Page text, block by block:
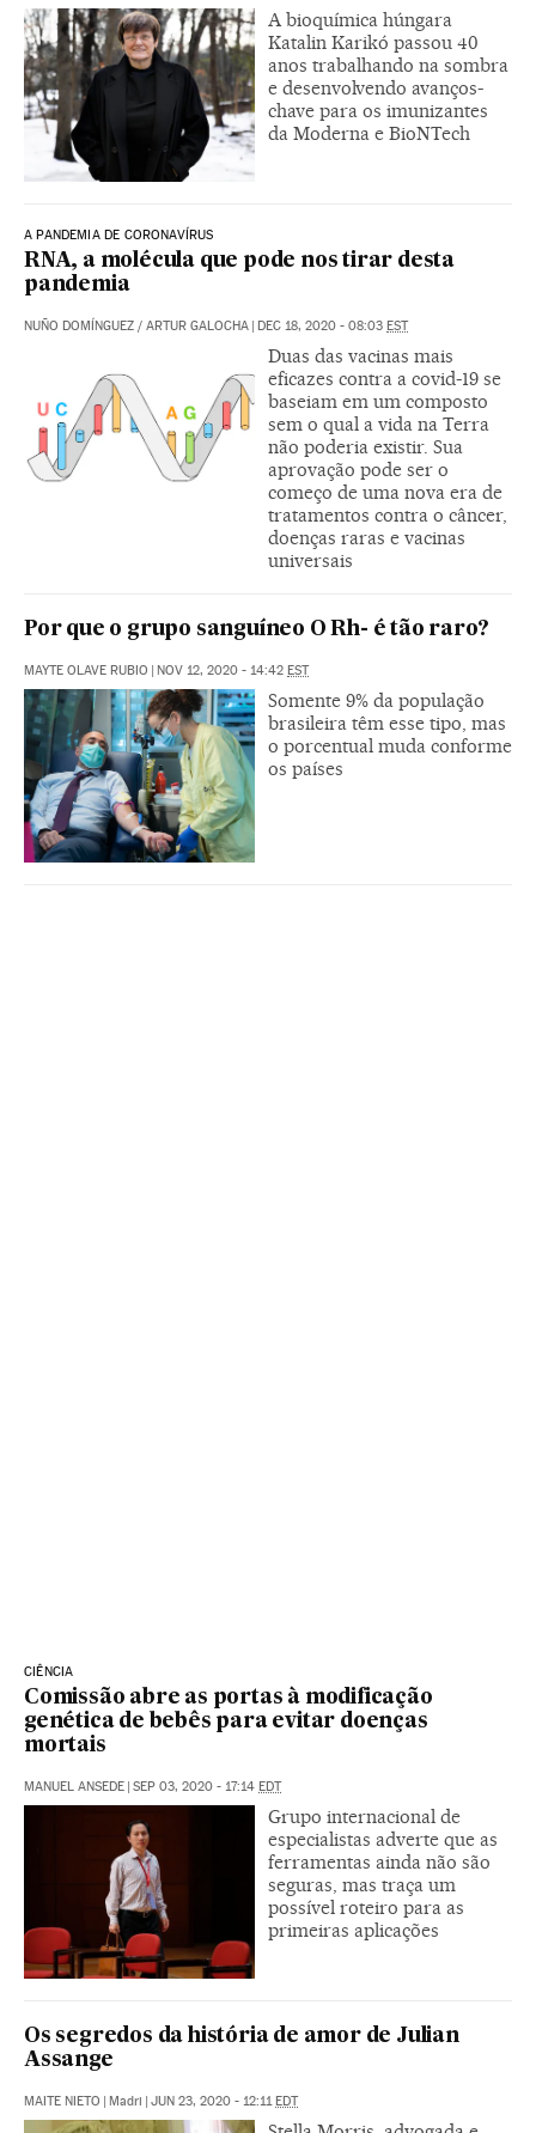
A bioquímica húngara
Katalin Karikó passou 40
anos trabalhando na sombra
e desenvolvendo avanços-
chave para os imunizantes
da Moderna e BioNTech
A PANDEMIA DE CORONAVÍRUS
RNA, a molécula que pode nos tirar desta
pandemia
NUÑO DOMÍNGUEZ / ARTUR GALOCHA | DEC 18, 2020 - 08:03 EST
Duas das vacinas mais
eficazes contra a covid-19 se
baseiam em um composto
sem o qual a vida na Terra
não poderia existir. Sua
aprovação pode ser o
começo de uma nova era de
tratamentos contra o câncer,
doenças raras e vacinas
universais
Por que o grupo sanguíneo O Rh- é tão raro?
MAYTE OLAVE RUBIO | NOV 12, 2020 - 14:42 EST
Somente 9% da população
brasileira têm esse tipo, mas
o porcentual muda conforme
os países
CIÊNCIA
Comissão abre as portas à modificação
genética de bebês para evitar doenças
mortais
MANUEL ANSEDE | SEP 03, 2020 - 17:14 EDT
Grupo internacional de
especialistas adverte que as
ferramentas ainda não são
seguras, mas traça um
possível roteiro para as
primeiras aplicações
Os segredos da história de amor de Julian
Assange
MAITE NIETO | Madri | JUN 23, 2020 - 12:11EDT